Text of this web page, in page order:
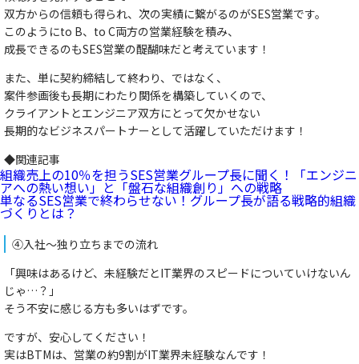
双方からの信頼も得られ、次の実績に繋がるのがSES営業です。
このようにto B、to C両方の営業経験を積み、
成長できるのもSES営業の醍醐味だと考えています！
また、単に契約締結して終わり、ではなく、
案件参画後も長期にわたり関係を構築していくので、
クライアントとエンジニア双方にとって欠かせない
長期的なビジネスパートナーとして活躍していただけます！
◆関連記事
組織売上の10％を担うSES営業グループ長に聞く！「エンジニ
アへの熱い想い」と「盤石な組織創り」への戦略
単なるSES営業で終わらせない！グループ長が語る戦略的組織
づくりとは？
④入社～独り立ちまでの流れ
「興味はあるけど、未経験だとIT業界のスピードについていけないん
じゃ…？」
そう不安に感じる方も多いはずです。
ですが、安心してください！
実はBTMは、営業の約9割がIT業界未経験なんです！